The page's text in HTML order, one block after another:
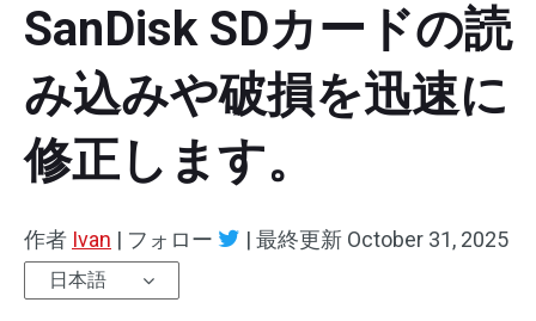
SanDisk SDカードの読
み込みや破損を迅速に
修正します。
作者 Ivan | フォロー | 最終更新 October 31, 2025
日本語